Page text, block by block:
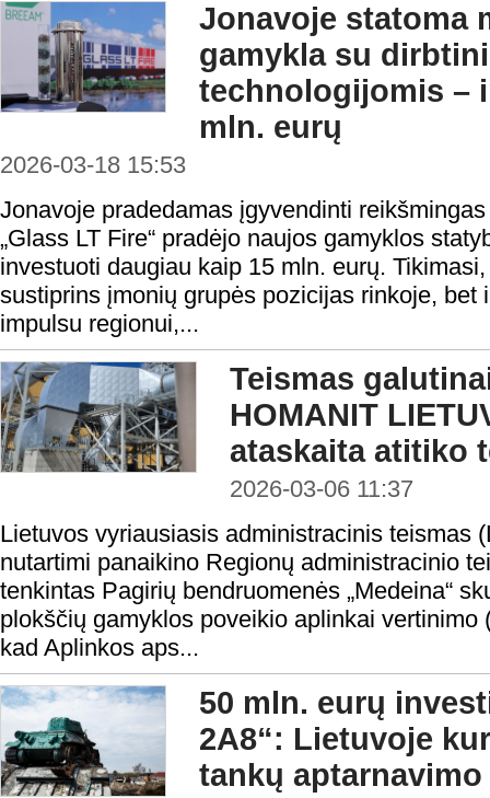
Jonavoje statoma
gamykla su
technologijomis –
mln. eurų
2026-03-18 15:53
Jonavoje pradedamas įgyvendinti
„Glass LT Fire“ pradėjo naujos gamyklos
investuoti daugiau kaip 15 mln. eurų.
sustiprins įmonių grupės pozicijas rinkoje, bet
impulsu regionui,...
Teismas
HOMANIT
ataskaita atitiko
2026-03-06 11:37
Lietuvos vyriausiasis administracinis teismas
nutartimi panaikino Regionų administracinio
tenkintas Pagirių bendruomenės „Medeina“
plokščių gamyklos poveikio aplinkai vertinimo
kad Aplinkos aps...
50 mln. eurų
2A8“: Lietuvoje
tankų